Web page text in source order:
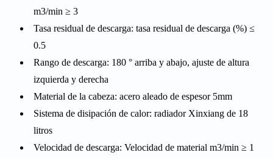
m3/min ≥ 3
Tasa residual de descarga: tasa residual de descarga (%) ≤
0.5
Rango de descarga: 180 ° arriba y abajo, ajuste de altura
izquierda y derecha
Material de la cabeza: acero aleado de espesor 5mm
Sistema de disipación de calor: radiador Xinxiang de 18
litros
Velocidad de descarga: Velocidad de material m3/min ≥ 1